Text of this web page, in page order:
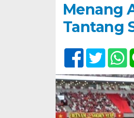
Menang
Tantang